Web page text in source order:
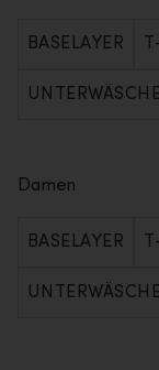
BASELAYER
UNTERWÄSCHE
Damen
BASELAYER
UNTERWÄSCHE